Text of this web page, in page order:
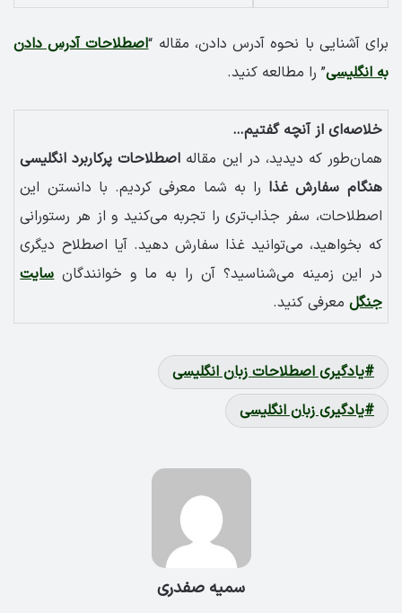
برای آشنایی با نحوه آدرس دادن، مقاله “اصطلاحات آدرس دادن
به انگلیسی” را مطالعه کنید.
خلاصه‌ای از آنچه گفتیم…
همان‌‌طور که دیدید، در این مقاله اصطلاحات پرکاربرد انگلیسی
هنگام سفارش غذا را به شما معرفی کردیم. با دانستن این
اصطلاحات، سفر جذاب‌تری را تجربه می‌کنید و از هر رستورانی
که بخواهید، می‌توانید غذا سفارش دهید. آیا اصطلاح دیگری
در این زمینه می‌شناسید؟ آن را به ما و خوانندگانسایت
جنگل معرفی کنید.
یادگیری اصطلاحات زبان انگلیسی
یادگیری زبان انگلیسی
سمیه صفدری